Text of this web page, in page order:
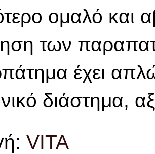
ομαλό και
των
έχει
διάστημα,
VITA